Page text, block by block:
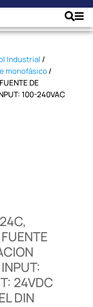
Industrial /
monofásico/
DE
100-240VAC
24VDC
DIN